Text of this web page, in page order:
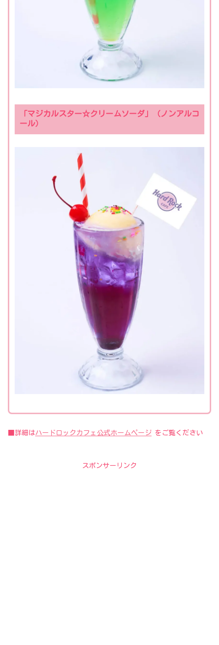
「マジカルスター☆クリームソーダ」（ノンアルコ
ール）
■詳細はハードロックカフェ公式ホームページ をご覧ください
スポンサーリンク